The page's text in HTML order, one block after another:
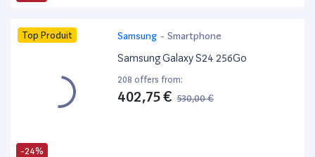
-24%
Top Produit Samsung - Smartphone
Samsung Galaxy S24 256Go
208 offers from:
402,75 € 530,00 €